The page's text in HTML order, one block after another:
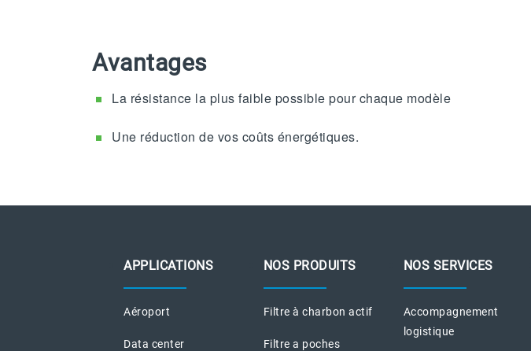
Avantages
La résistance la plus faible possible pour chaque modèle
Une réduction de vos coûts énergétiques.
APPLICATIONS
Aéroport
Data center
NOS PRODUITS
Filtre à charbon actif
Filtre a poches
NOS SERVICES
Accompagnement
logistique